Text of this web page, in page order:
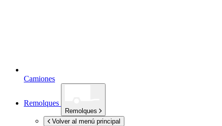
Camiones
Remolques
Remolques
Volver al menú principal